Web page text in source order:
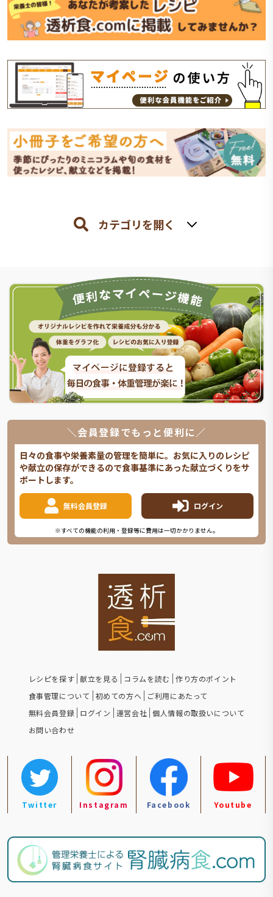
カテゴリを開く
＼会員登録でもっと便利に／
日々の食事や栄養素量の管理を簡単に。お気に入りのレシピ
や献立の保存ができるので食事基準にあった献立づくりをサ
ポートします。
無料会員登録 ログイン
※すべての機能の利用・登録等に費用は一切かかりません。
レシピを探す 献立を見る コラムを読む
作り方のポイント
食事管理について
初めての方へ
ご利用にあたって
無料会員登録 ログイン 運営会社 個人情報の取扱いについて
お問い合わせ
Twitter Instagram Facebook Youtube